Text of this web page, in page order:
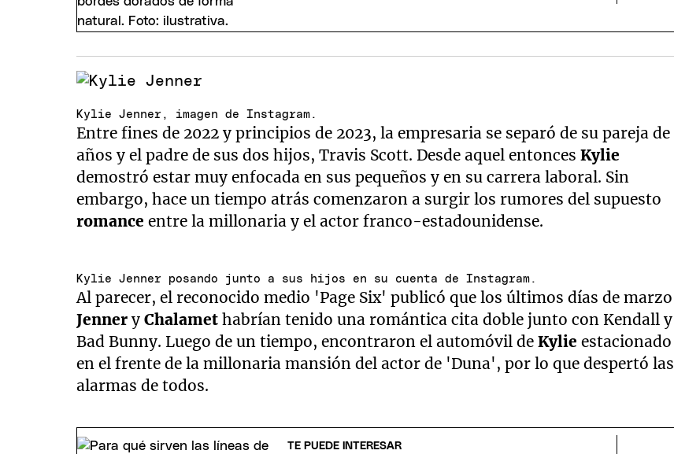
Kylie Jenner, imagen de Instagram.
Entre fines de 2022 y principios de 2023, la empresaria se separó de su pareja de
años y el padre de sus dos hijos, Travis Scott. Desde aquel entoncesKylie
demostró estar muy enfocada en sus pequeños y en su carrera laboral. Sin
embargo, hace un tiempo atrás comenzaron a surgir los rumores del supuesto
romance entre la millonaria y el actor franco-estadounidense.
Kylie Jenner posando junto a sus hijos en su cuenta de Instagram.
Al parecer, el reconocido medio 'Page Six' publicó que los últimos días de marzo
Jenner yChalamet habrían tenido una romántica cita doble junto con Kendall y
Bad Bunny. Luego de un tiempo, encontraron el automóvil deKylie estacionado
en el frente de la millonaria mansión del actor de 'Duna', por lo que despertó las
alarmas de todos.
TE PUEDE INTERESAR